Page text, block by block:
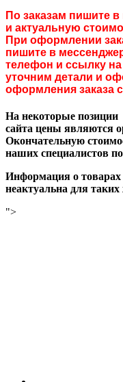
По заказам пишите
и актуальную
При оформлении
пишите в
телефон и ссылку
уточним детали и
оформления заказа
На некоторые позиции
сайта цены являются
Окончательную
наших специалистов
Информация о товарах
неактуальна для
">